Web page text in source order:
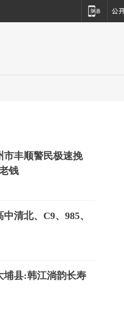
市丰顺警民极速挽
钱
清北、C9、985、
埔县:韩江淌韵长寿